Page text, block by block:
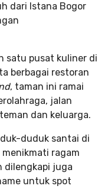
dari Istana Bogor
satu pusat kuliner di
berbagai restoran
, taman ini ramai
jalan
dan keluarga.
duduk santai di
ragam
dilengkapi juga
untuk spot